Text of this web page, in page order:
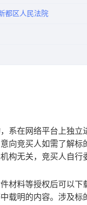
都区人民法院
系在网络平台上独
向竞买人如需了解
构无关，竞买人自
材料等授权后可以
载明的内容。涉及